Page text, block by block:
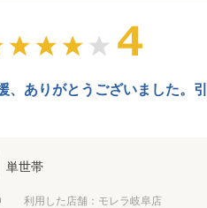
、ありがとうございました。
単世帯
利用した店舗：モレラ岐阜店